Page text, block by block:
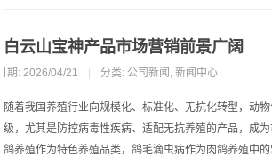
白云山宝神产品市场营销前景广阔
期: 2026/04/21 分类: 公司新闻 ,新闻中心
随着我国养殖行业向规模化、标准化、无抗化转型，动
级，尤其是防控病毒性疾病、适配无抗养殖的产品，成
鸽养殖作为特色养殖品类，鸽毛滴虫病作为肉鸽养殖中的